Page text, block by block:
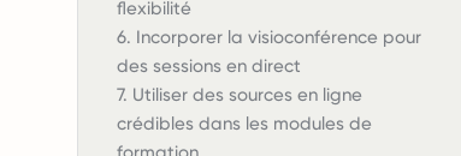
flexibilité
6. Incorporer la visioconférence pour
des sessions en direct
7. Utiliser des sources en ligne
crédibles dans les modules de